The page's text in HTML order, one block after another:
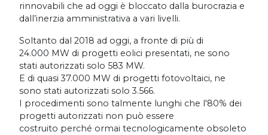
rinnovabili che ad oggi è bloccato dalla burocrazia e
dall’inerzia amministrativa a vari livelli.
Soltanto dal 2018 ad oggi, a fronte di più di
24.000 MW di progetti eolici presentati, ne sono
stati autorizzati solo 583 MW.
E di quasi 37.000 MW di progetti fotovoltaici, ne
sono stati autorizzati solo 3.566.
I procedimenti sono talmente lunghi che l'80% dei
progetti autorizzati non può essere
costruito perché ormai tecnologicamente obsoleto